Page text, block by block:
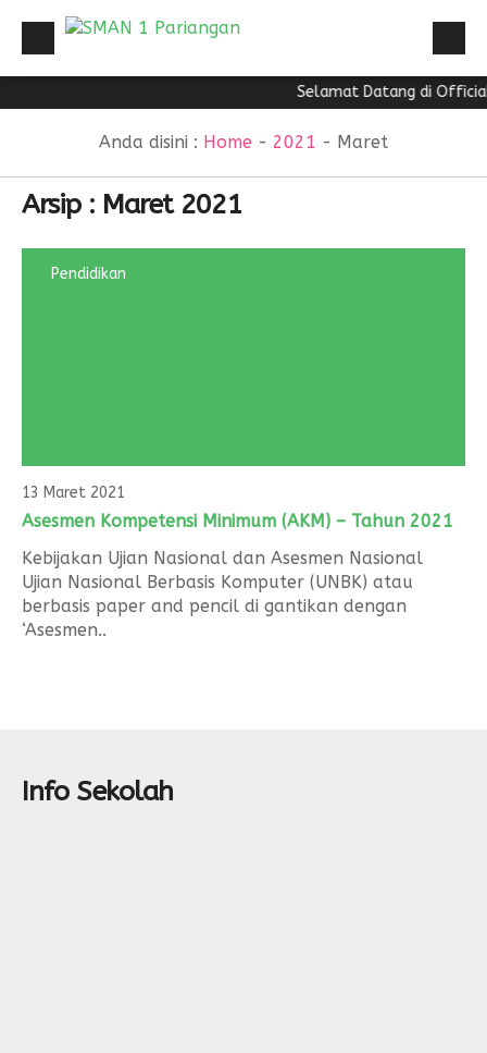
PROFIL
PPID
STRANDART PELAYANAN
PPID
Selamat Datang di
Anda disini : Home - 2021 - Maret
Arsip : Maret 2021
Pendidikan
13 Maret 2021
Asesmen Kompetensi Minimum (AKM) – Tahun 2021
Kebijakan Ujian Nasional dan Asesmen Nasional
Ujian Nasional Berbasis Komputer (UNBK) atau
berbasis paper and pencil di gantikan dengan
‘Asesmen..
Info Sekolah